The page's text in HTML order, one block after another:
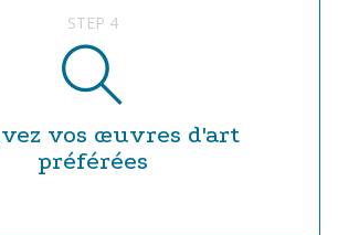
STEP 4
vos œuvres d'art
préférées